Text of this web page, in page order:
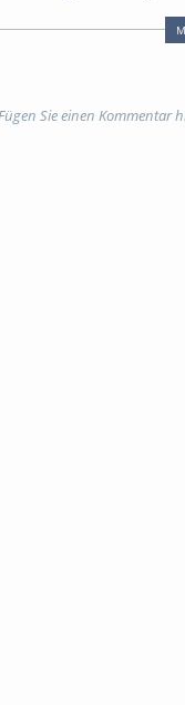
"Dr. Gina Rosa
kriminalität; raum
Sie einen Kommentar